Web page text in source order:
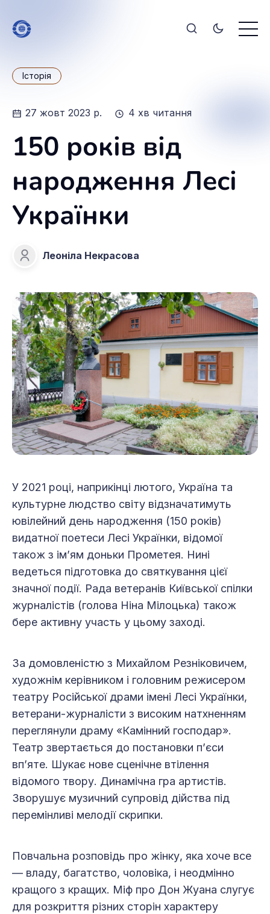
Історія
27 жовт 2023 р. 4 хв читання
150 років від
народження Лесі
Українки
Леоніла Некрасова
Леоніла Некрасова
У 2021 році, наприкінці лютого, Україна та
культурне людство світу відзначатимуть
ювілейний день народження (150 років)
видатної поетеси Лесі Українки, відомої
також з ім’ям доньки Прометея. Нині
ведеться підготовка до святкування цієї
значної події. Рада ветеранів Київської спілки
журналістів (голова Ніна Мілоцька) також
бере активну участь у цьому заході.
За домовленістю з Михайлом Резніковичем,
художнім керівником і головним режисером
театру Російської драми імені Лесі Українки,
ветерани-журналісти з високим натхненням
переглянули драму «Камінний господар».
Театр звертається до постановки п’єси
вп’яте. Шукає нове сценічне втілення
відомого твору. Динамічна гра артистів.
Зворушує музичний супровід дійства під
перемінливі мелодії скрипки.
Повчальна розповідь про жінку, яка хоче все
— владу, багатство, чоловіка, і неодмінно
кращого з кращих. Міф про Дон Жуана слугує
для розкриття різних сторін характеру